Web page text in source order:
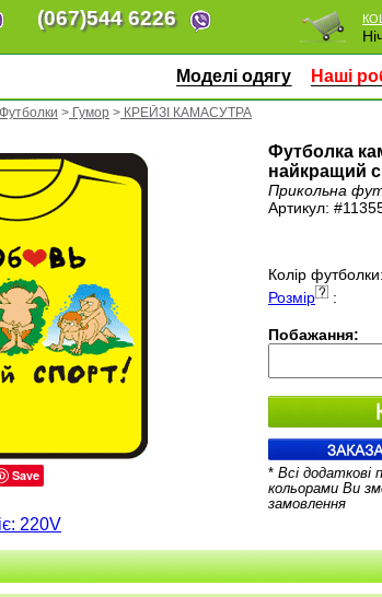
(067)544 6226
Моделі одягу Наші
> Гумор > КРЕЙЗІ КАМАСУТРА
Save
Футболка
найкращий
Прикольна
Артикул:
Колір футболки:
Розмір
:
Побажання:
* Всі додаткові
кольорами Ви
замовлення
220V